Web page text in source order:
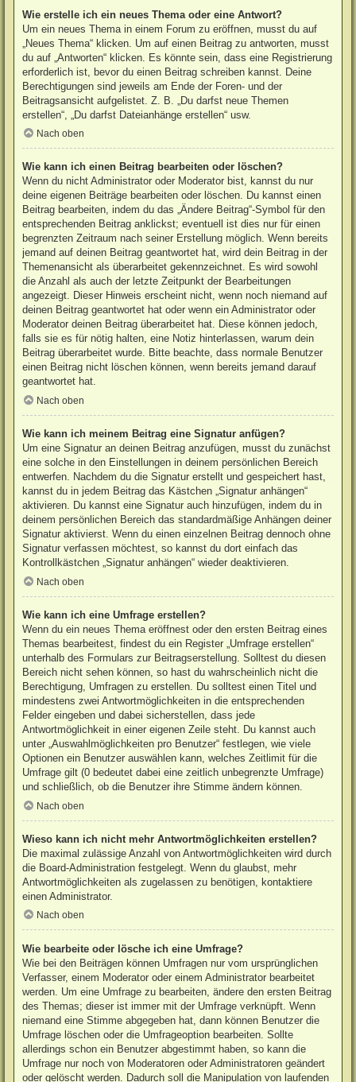
Wie erstelle ich ein neues Thema oder eine Antwort?
Um ein neues Thema in einem Forum zu eröffnen, musst du auf
„Neues Thema“ klicken. Um auf einen Beitrag zu antworten, musst
du auf „Antworten“ klicken. Es könnte sein, dass eine Registrierung
erforderlich ist, bevor du einen Beitrag schreiben kannst. Deine
Berechtigungen sind jeweils am Ende der Foren- und der
Beitragsansicht aufgelistet. Z. B. „Du darfst neue Themen
erstellen“, „Du darfst Dateianhänge erstellen“ usw.
Nach oben
Wie kann ich einen Beitrag bearbeiten oder löschen?
Wenn du nicht Administrator oder Moderator bist, kannst du nur
deine eigenen Beiträge bearbeiten oder löschen. Du kannst einen
Beitrag bearbeiten, indem du das „Ändere Beitrag“-Symbol für den
entsprechenden Beitrag anklickst; eventuell ist dies nur für einen
begrenzten Zeitraum nach seiner Erstellung möglich. Wenn bereits
jemand auf deinen Beitrag geantwortet hat, wird dein Beitrag in der
Themenansicht als überarbeitet gekennzeichnet. Es wird sowohl
die Anzahl als auch der letzte Zeitpunkt der Bearbeitungen
angezeigt. Dieser Hinweis erscheint nicht, wenn noch niemand auf
deinen Beitrag geantwortet hat oder wenn ein Administrator oder
Moderator deinen Beitrag überarbeitet hat. Diese können jedoch,
falls sie es für nötig halten, eine Notiz hinterlassen, warum dein
Beitrag überarbeitet wurde. Bitte beachte, dass normale Benutzer
einen Beitrag nicht löschen können, wenn bereits jemand darauf
geantwortet hat.
Nach oben
Wie kann ich meinem Beitrag eine Signatur anfügen?
Um eine Signatur an deinen Beitrag anzufügen, musst du zunächst
eine solche in den Einstellungen in deinem persönlichen Bereich
entwerfen. Nachdem du die Signatur erstellt und gespeichert hast,
kannst du in jedem Beitrag das Kästchen „Signatur anhängen“
aktivieren. Du kannst eine Signatur auch hinzufügen, indem du in
deinem persönlichen Bereich das standardmäßige Anhängen deiner
Signatur aktivierst. Wenn du einen einzelnen Beitrag dennoch ohne
Signatur verfassen möchtest, so kannst du dort einfach das
Kontrollkästchen „Signatur anhängen“ wieder deaktivieren.
Nach oben
Wie kann ich eine Umfrage erstellen?
Wenn du ein neues Thema eröffnest oder den ersten Beitrag eines
Themas bearbeitest, findest du ein Register „Umfrage erstellen“
unterhalb des Formulars zur Beitragserstellung. Solltest du diesen
Bereich nicht sehen können, so hast du wahrscheinlich nicht die
Berechtigung, Umfragen zu erstellen. Du solltest einen Titel und
mindestens zwei Antwortmöglichkeiten in die entsprechenden
Felder eingeben und dabei sicherstellen, dass jede
Antwortmöglichkeit in einer eigenen Zeile steht. Du kannst auch
unter „Auswahlmöglichkeiten pro Benutzer“ festlegen, wie viele
Optionen ein Benutzer auswählen kann, welches Zeitlimit für die
Umfrage gilt (0 bedeutet dabei eine zeitlich unbegrenzte Umfrage)
und schließlich, ob die Benutzer ihre Stimme ändern können.
Nach oben
Wieso kann ich nicht mehr Antwortmöglichkeiten erstellen?
Die maximal zulässige Anzahl von Antwortmöglichkeiten wird durch
die Board-Administration festgelegt. Wenn du glaubst, mehr
Antwortmöglichkeiten als zugelassen zu benötigen, kontaktiere
einen Administrator.
Nach oben
Wie bearbeite oder lösche ich eine Umfrage?
Wie bei den Beiträgen können Umfragen nur vom ursprünglichen
Verfasser, einem Moderator oder einem Administrator bearbeitet
werden. Um eine Umfrage zu bearbeiten, ändere den ersten Beitrag
des Themas; dieser ist immer mit der Umfrage verknüpft. Wenn
niemand eine Stimme abgegeben hat, dann können Benutzer die
Umfrage löschen oder die Umfrageoption bearbeiten. Sollte
allerdings schon ein Benutzer abgestimmt haben, so kann die
Umfrage nur noch von Moderatoren oder Administratoren geändert
oder gelöscht werden. Dadurch soll die Manipulation von laufenden